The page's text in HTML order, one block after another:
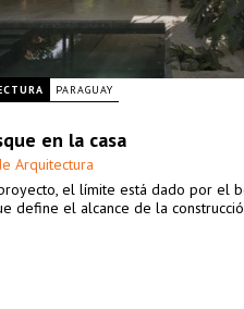
PARAGUAY
en la casa
Arquitectura
el límite está dado por el
define el alcance de la